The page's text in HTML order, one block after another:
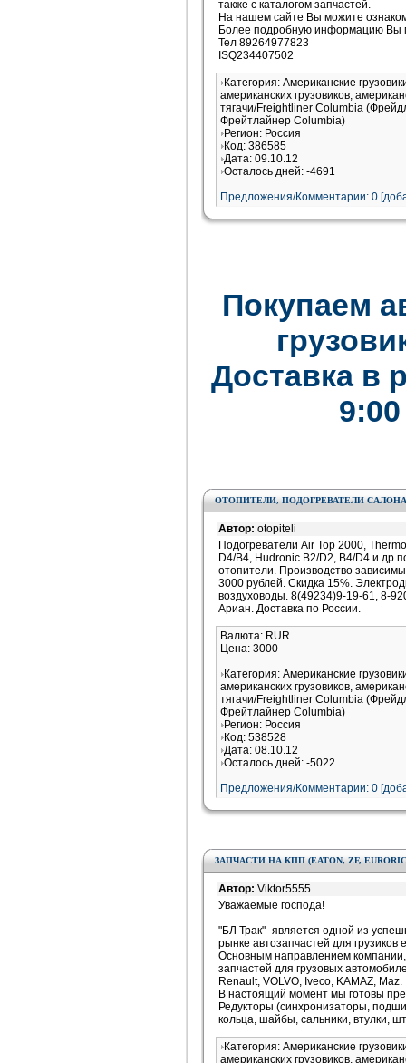
также с каталогом запчастей.
На нашем сайте Вы можите
Более подробную информацию Вы
Тел 89264977823
ISQ234407502
Категория: Американские
американских грузовиков,
тягачи/Freightliner Columbia
Фрейтлайнер Columbia)
Регион: Россия
Код: 386585
Дата: 09.10.12
Осталось дней: -4691
Предложения/Комментарии: 0
Покупаем
Доставка в
ОТОПИТЕЛИ, ПОДОГРЕВАТЕЛИ
Автор: otopiteli
Подогреватели Air Top 2000,
D4/B4, Hudronic B2/D2, B4/D4 и др
отопители. Производство
3000 рублей. Скидка 15%.
воздуховоды. 8(49234)9-19-61, 8-
Ариан. Доставка по России.
Валюта: RUR
Цена: 3000
Категория: Американские
американских грузовиков,
тягачи/Freightliner Columbia
Фрейтлайнер Columbia)
Регион: Россия
Код: 538528
Дата: 08.10.12
Осталось дней: -5022
Предложения/Комментарии: 0
ЗАПЧАСТИ НА КПП (EATON, ZF,
Автор: Viktor5555
Уважаемые господа!
"БЛ Трак"- является одной из
рынке автозапчастей для грузиков
Основным направлением
запчастей для грузовых
Renault, VOLVO, Iveco, KAMAZ, Maz.
В настоящий момент мы готовы
Редукторы (синхронизаторы,
кольца, шайбы, сальники, втулки,
Категория: Американские
американских грузовиков,